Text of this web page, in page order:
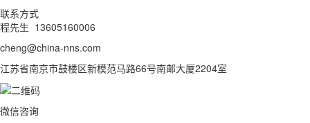
联系方式
程先生 13605160006
cheng@china-nns.com
江苏省南京市鼓楼区新模范马路66号南邮大厦2204室
微信咨询